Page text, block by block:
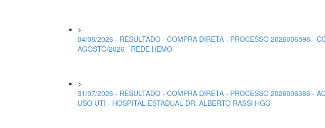
>
04/08/2026 - RESULTADO - COMPRA DIRETA - PROCESSO 2026006598 -
AGOSTO/2026 - REDE HEMO
>
31/07/2026 - RESULTADO - COMPRA DIRETA - PROCESSO 2026006386 -
USO UTI - HOSPITAL ESTADUAL DR. ALBERTO RASSI HGG